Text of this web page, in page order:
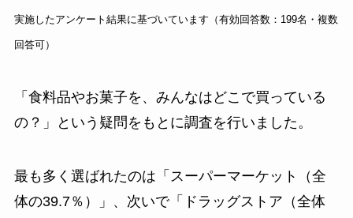
実施したアンケート結果に基づいています（有効回答数：199名・複数
回答可）
「食料品やお菓子を、みんなはどこで買っている
の？」という疑問をもとに調査を行いました。
最も多く選ばれたのは「スーパーマーケット（全
体の39.7％）」、次いで「ドラッグストア（全体